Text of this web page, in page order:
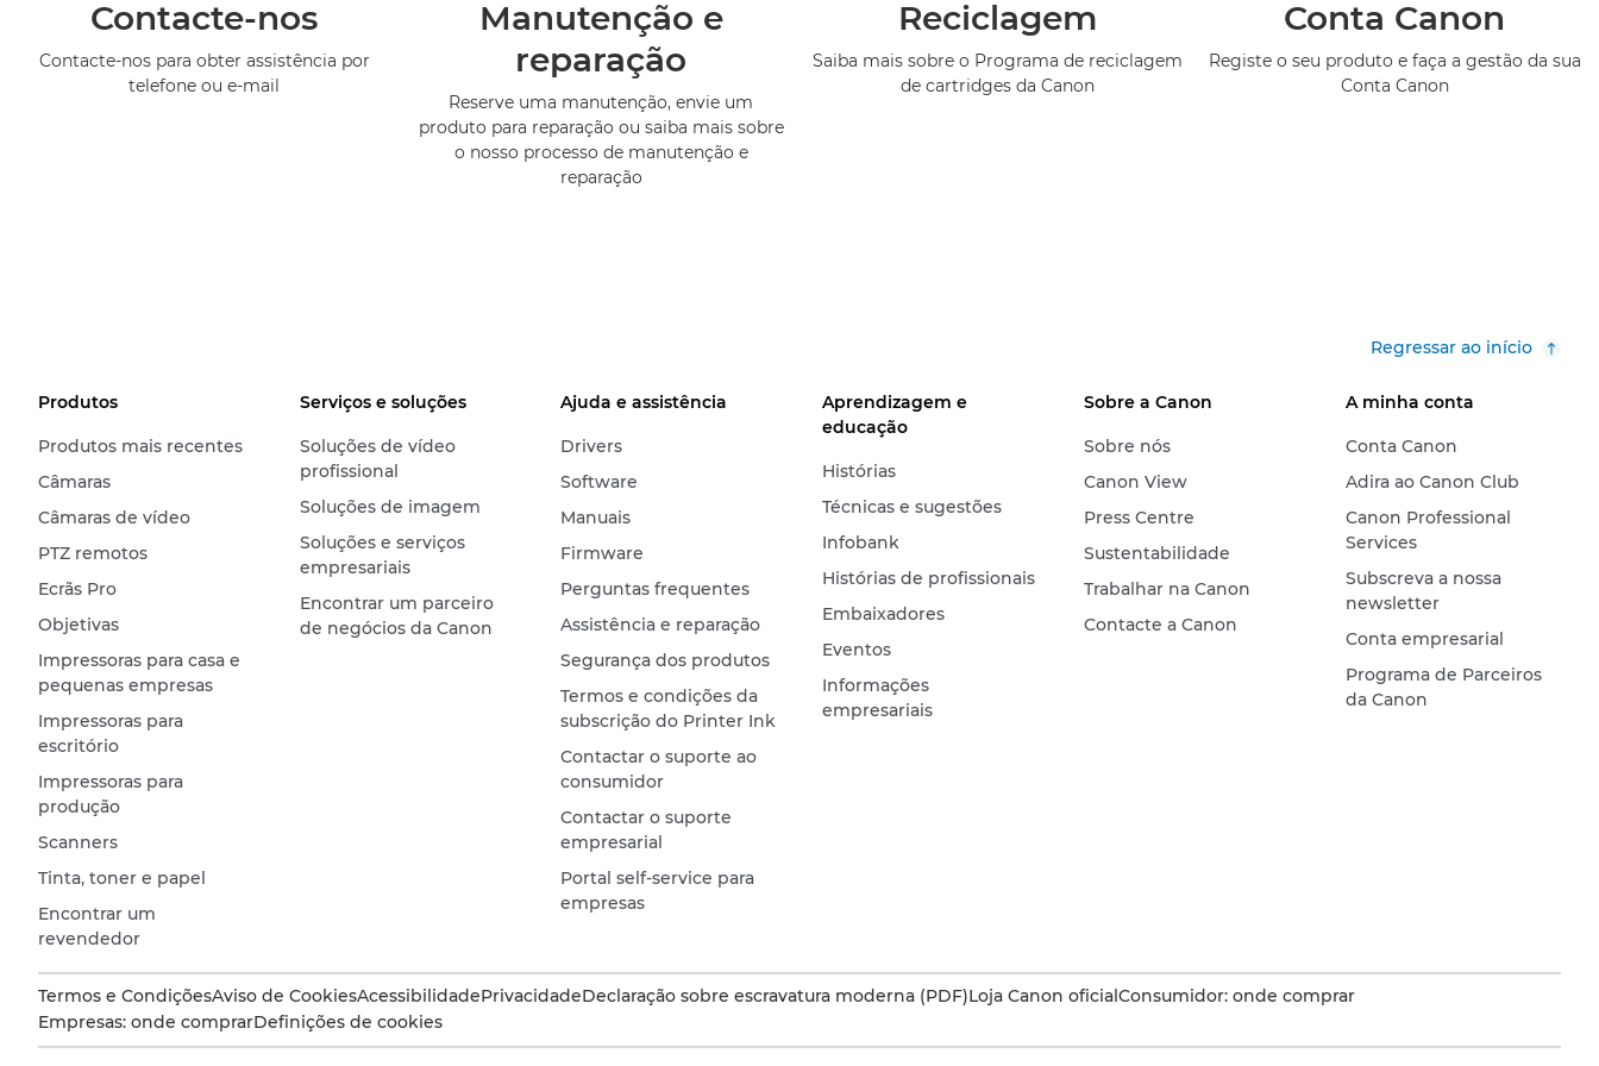
Contacte-nos
Contacte-nos para obter assistência por
telefone ou e-mail
Manutenção e
reparação
Reserve uma manutenção, envie um
produto para reparação ou saiba mais sobre
o nosso processo de manutenção e
reparação
Reciclagem
Saiba mais sobre o Programa de reciclagem
de cartridges da Canon
Conta Canon
Registe o seu produto e faça a gestão da sua
Conta Canon
Regressar ao início
Produtos
Produtos mais recentes
Câmaras
Câmaras de vídeo
PTZ remotos
Ecrãs Pro
Objetivas
Impressoras para casa e
pequenas empresas
Impressoras para
escritório
Impressoras para
produção
Scanners
Tinta, toner e papel
Encontrar um
revendedor
Serviços e soluções
Soluções de vídeo
profissional
Soluções de imagem
Soluções e serviços
empresariais
Encontrar um parceiro
de negócios da Canon
Ajuda e assistência
Drivers
Software
Manuais
Firmware
Perguntas frequentes
Assistência e reparação
Segurança dos produtos
Termos e condições da
subscrição do Printer Ink
Contactar o suporte ao
consumidor
Contactar o suporte
empresarial
Portal self-service para
empresas
Aprendizagem e
educação
Histórias
Técnicas e sugestões
Infobank
Histórias de profissionais
Embaixadores
Eventos
Informações
empresariais
Sobre a Canon
Sobre nós
Canon View
Press Centre
Sustentabilidade
Trabalhar na Canon
Contacte a Canon
A minha conta
Conta Canon
Adira ao Canon Club
Canon Professional
Services
Subscreva a nossa
newsletter
Conta empresarial
Programa de Parceiros
da Canon
Termos e CondiçõesAviso de CookiesAcessibilidadePrivacidadeDeclaração sobre escravatura moderna (PDF)Loja Canon oficial Consumidor: onde comprar
Empresas: onde comprarDefinições de cookies